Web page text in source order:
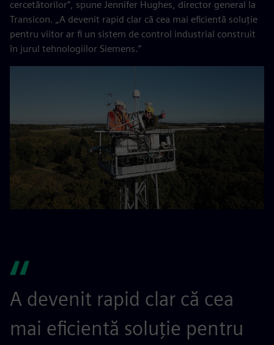
cercetătorilor”, spune Jennifer Hughes, director general la
Transicon. „A devenit rapid clar că cea mai eficientă soluție
pentru viitor ar fi un sistem de control industrial construit
în jurul tehnologiilor Siemens.”
A devenit rapid clar că cea
mai eficientă soluție pentru